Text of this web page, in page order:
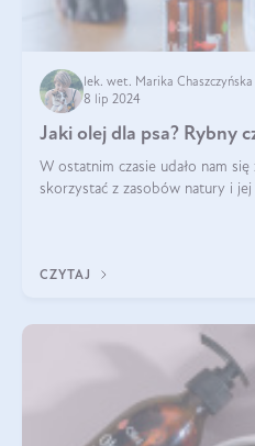
lek. wet. Marika Chaszczyńska
8 lip 2024
Jaki olej dla psa? Rybny
W ostatnim czasie udało nam
skorzystać z zasobów natury i
CZYTAJ